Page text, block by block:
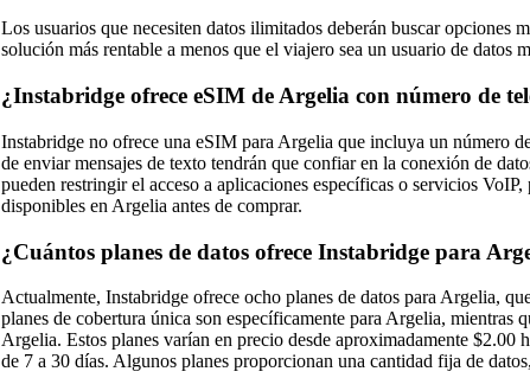
Los usuarios que necesiten datos ilimitados deberán buscar opciones
solución más rentable a menos que el viajero sea un usuario de datos
¿Instabridge ofrece eSIM de Argelia con número de
Instabridge no ofrece una eSIM para Argelia que incluya un número
de enviar mensajes de texto tendrán que confiar en la conexión de
pueden restringir el acceso a aplicaciones específicas o servicios
disponibles en Argelia antes de comprar.
¿Cuántos planes de datos ofrece Instabridge para
Actualmente, Instabridge ofrece ocho planes de datos para Argelia,
planes de cobertura única son específicamente para Argelia, mientras
Argelia. Estos planes varían en precio desde aproximadamente
de 7 a 30 días. Algunos planes proporcionan una cantidad fija de